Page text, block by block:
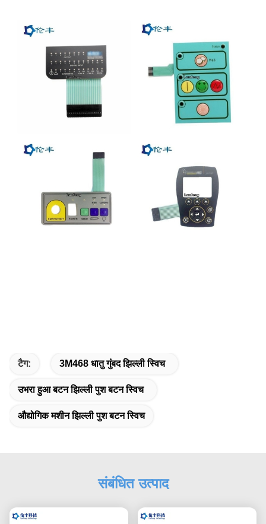
टैग: 3M468 धातु गुंबद झिल्ली स्विच
उभरा हुआ बटन झिल्ली पुश बटन स्विच
औद्योगिक मशीन झिल्ली पुश बटन स्विच
संबंधित उत्पाद